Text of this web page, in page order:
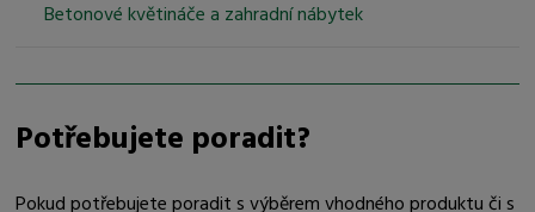
Betonové květináče a zahradní nábytek
Potřebujete poradit?
Pokud potřebujete poradit s výběrem vhodného produktu či s